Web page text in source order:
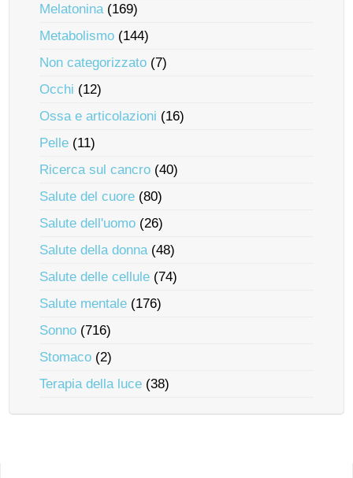
Melatonina(169)
Metabolismo (144)
Non categorizzato (7)
Occhi (12)
Ossa e articolazioni (16)
Pelle (11)
Ricerca sul cancro (40)
Salute del cuore (80)
Salute dell'uomo (26)
Salute della donna(48)
Salute delle cellule (74)
Salute mentale (176)
Sonno (716)
Stomaco (2)
Terapia della luce (38)